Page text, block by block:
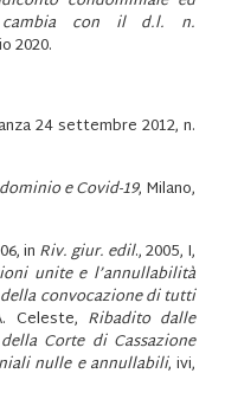
cambia con il d.l. n.
2020.
24 settembre 2012, n.
e Covid-19, Milano,
in Riv. giur. edil., 2005, I,
unite e l’annullabilità
convocazione di tutti
Celeste, Ribadito dalle
Corte di Cassazione
nulle e annullabili, ivi,